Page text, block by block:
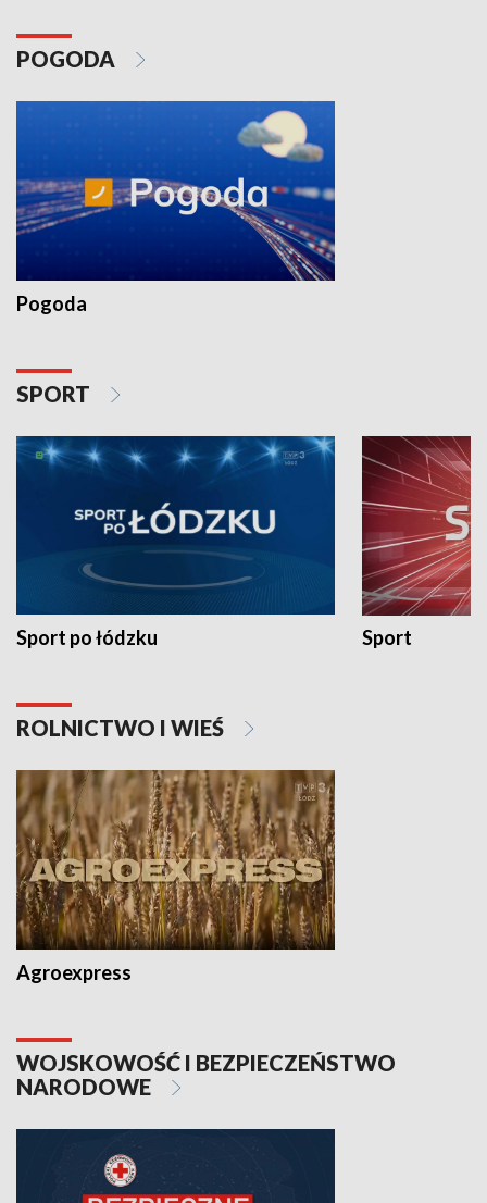
POGODA
Pogoda
SPORT
Sport po łódzku Sport
ROLNICTWO I WIEŚ
Agroexpress
WOJSKOWOŚĆ I BEZPIECZEŃSTWO
NARODOWE